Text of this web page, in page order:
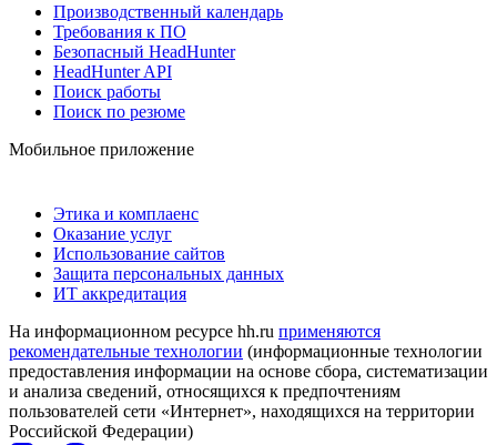
Производственный календарь
Требования к ПО
Безопасный HeadHunter
HeadHunter API
Поиск работы
Поиск по резюме
Мобильное приложение
Этика и комплаенс
Оказание услуг
Использование сайтов
Защита персональных данных
ИТ аккредитация
На информационном ресурсе hh.ru применяются
рекомендательные технологии (информационные технологии
предоставления информации на основе сбора, систематизации
и анализа сведений, относящихся к предпочтениям
пользователей сети «Интернет», находящихся на территории
Российской Федерации)